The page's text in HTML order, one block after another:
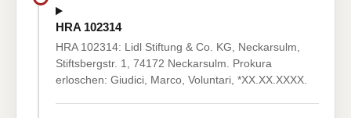
HRA 102314
HRA 102314: Lidl Stiftung & Co. KG, Neckarsulm,
Stiftsbergstr. 1, 74172 Neckarsulm. Prokura
erloschen: Giudici, Marco, Voluntari, *XX.XX.XXXX.